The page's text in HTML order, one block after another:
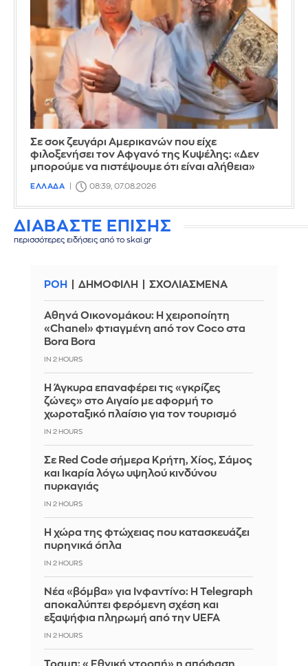
Σε σοκ ζευγάρι Αμερικανών που είχε
φιλοξενήσει τον Αφγανό της Κυψέλης: «Δεν
μπορούμε να πιστέψουμε ότι είναι αλήθεια»
ΕΛΛΑΔΑ 08:39, 07.08.2026
ΔΙΑΒΑΣΤΕ ΕΠΙΣΗΣ
περισσότερες ειδήσεις από το skai.gr
ΡΟΗ ΔΗΜΟΦΙΛΗ ΣΧΟΛΙΑΣΜΕΝΑ
Αθηνά Οικονομάκου: Η χειροποίητη
«Chanel» φτιαγμένη από τον Coco στα
Bora Bora
IN 2 HOURS
Η Άγκυρα επαναφέρει τις «γκρίζες
ζώνες» στο Αιγαίο με αφορμή το
χωροταξικό πλαίσιο για τον τουρισμό
IN 2 HOURS
Σε Red Code σήμερα Κρήτη, Χίος, Σάμος
και Ικαρία λόγω υψηλού κινδύνου
πυρκαγιάς
IN 2 HOURS
Η χώρα της φτώχειας που κατασκευάζει
πυρηνικά όπλα
IN 2 HOURS
Νέα «βόμβα» για Ινφαντίνο: Η Telegraph
αποκαλύπτει φερόμενη σχέση και
εξαψήφια πληρωμή από την UEFA
IN 2 HOURS